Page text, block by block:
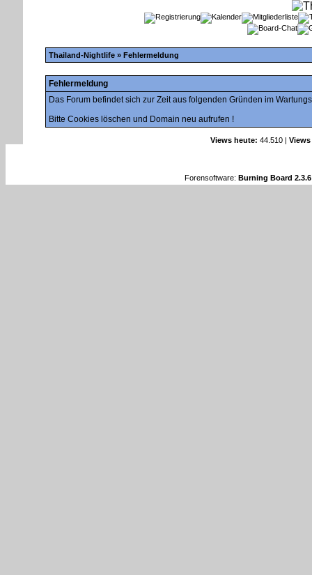
Thailand-Nightlife » Fehlermeldung
Fehlermeldung
Das Forum befindet sich zur Zeit aus folgenden Gründen im
Bitte Cookies löschen und Domain neu aufrufen !
Views heute: 44.510 |
Forensoftware: Burning Board 2.3.6